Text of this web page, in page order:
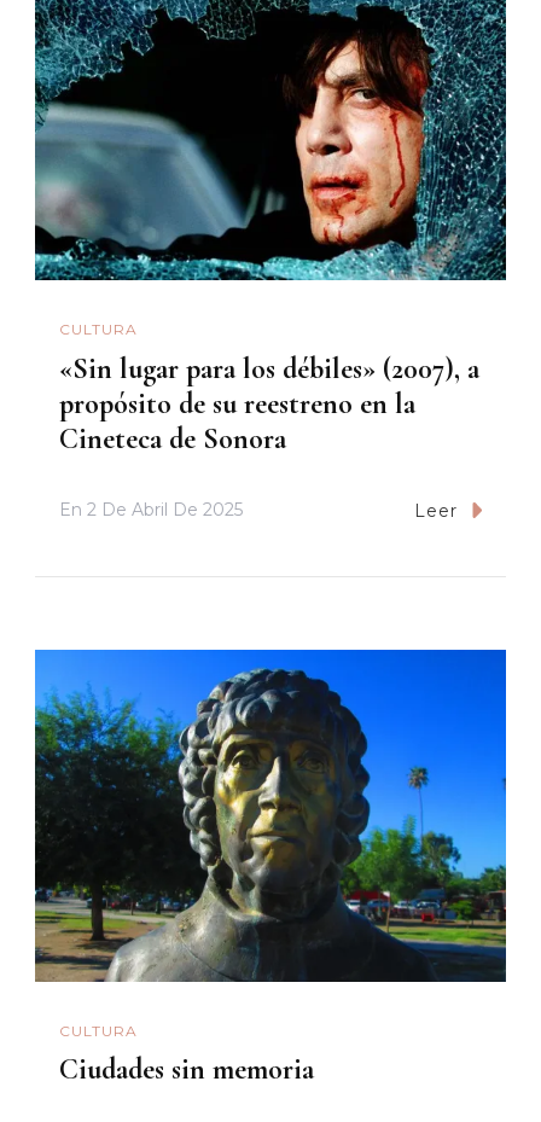
CULTURA
«Sin lugar para los débiles» (2007), a
propósito de su reestreno en la
Cineteca de Sonora
En 2 De Abril De 2025 Leer
CULTURA
Ciudades sin memoria